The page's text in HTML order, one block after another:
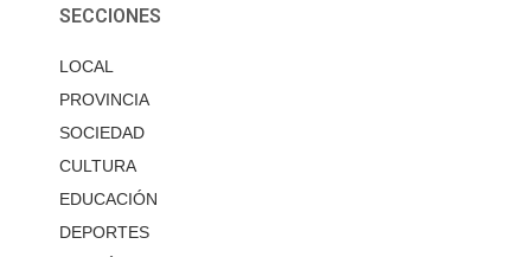
SECCIONES
LOCAL
PROVINCIA
SOCIEDAD
CULTURA
EDUCACIÓN
DEPORTES